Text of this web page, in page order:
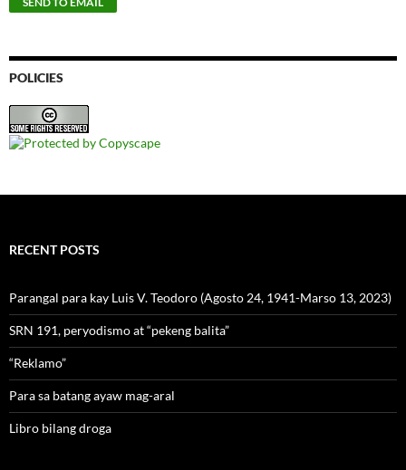
POLICIES
RECENT POSTS
Parangal para kay Luis V. Teodoro (Agosto 24, 1941-Marso 13, 2023)
SRN 191, peryodismo at “pekeng balita”
“Reklamo”
Para sa batang ayaw mag-aral
Libro bilang droga